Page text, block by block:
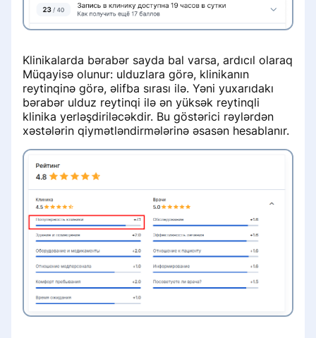
Klinikalarda bərabər sayda bal varsa, ardıcıl olaraq
Müqayisə olunur: ulduzlara görə, klinikanın
reytinqinə görə, əlifba sırası ilə. Yəni yuxarıdakı
bərabər ulduz reytinqi ilə ən yüksək reytinqli
klinika yerləşdiriləcəkdir. Bu göstərici rəylərdən
xəstələrin qiymətləndirmələrinə əsasən hesablanır.